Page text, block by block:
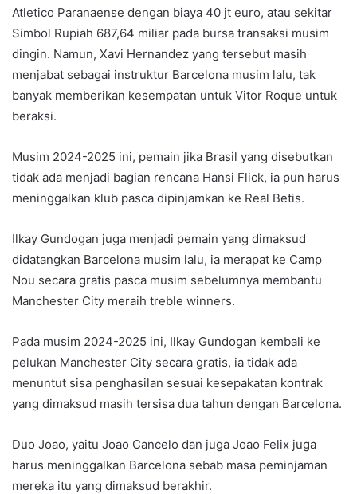
Atletico Paranaense dengan biaya 40 jt euro, atau sekitar
Simbol Rupiah 687,64 miliar pada bursa transaksi musim
dingin. Namun, Xavi Hernandez yang tersebut masih
menjabat sebagai instruktur Barcelona musim lalu, tak
banyak memberikan kesempatan untuk Vitor Roque untuk
beraksi.
Musim 2024-2025 ini, pemain jika Brasil yang disebutkan
tidak ada menjadi bagian rencana Hansi Flick, ia pun harus
meninggalkan klub pasca dipinjamkan ke Real Betis.
Ilkay Gundogan juga menjadi pemain yang dimaksud
didatangkan Barcelona musim lalu, ia merapat ke Camp
Nou secara gratis pasca musim sebelumnya membantu
Manchester City meraih treble winners.
Pada musim 2024-2025 ini, Ilkay Gundogan kembali ke
pelukan Manchester City secara gratis, ia tidak ada
menuntut sisa penghasilan sesuai kesepakatan kontrak
yang dimaksud masih tersisa dua tahun dengan Barcelona.
Duo Joao, yaitu Joao Cancelo dan juga Joao Felix juga
harus meninggalkan Barcelona sebab masa peminjaman
mereka itu yang dimaksud berakhir.